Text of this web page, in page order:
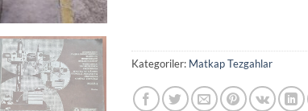
Kategoriler: Matkap Tezgahlar